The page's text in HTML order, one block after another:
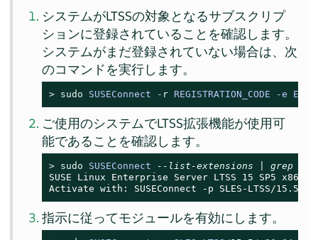
システムがLTSSの対象となるサブスクリプ
ションに登録されていることを確認します。
システムがまだ登録されていない場合は、次
のコマンドを実行します。
> sudo SUSEConnect - r REGISTRATION_CODE -e
ご使用のシステムでLTSS拡張機能が使用可
能であることを確認します。
> sudo SUSEConnect
--list-extensions | grep
SUSE Linux Enterprise Server LTSS 15 SP5 x86_64
Activate with: SUSEConnect -p SLES-LTSS/15.5/
指示に従ってモジュールを有効にします。